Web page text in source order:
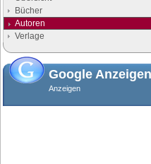
Bücher
Autoren
Verlage
Google Anzeigen
Anzeigen